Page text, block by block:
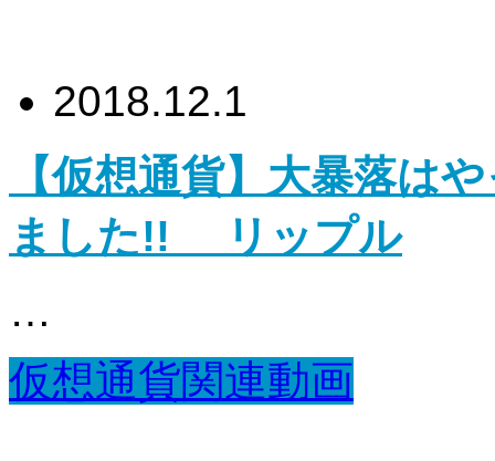
2018.12.1
【仮想通貨】大暴落は
ました!! リップル
…
仮想通貨関連動画